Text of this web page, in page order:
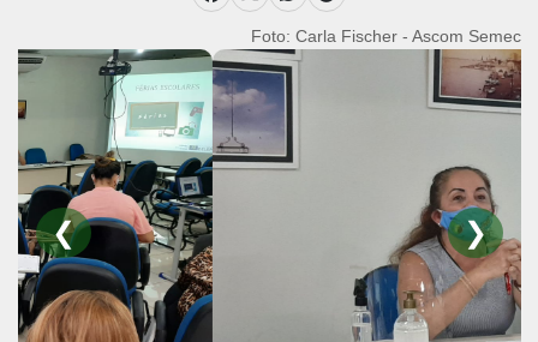
Foto: Carla Fischer - Ascom Semec
❮ ❯